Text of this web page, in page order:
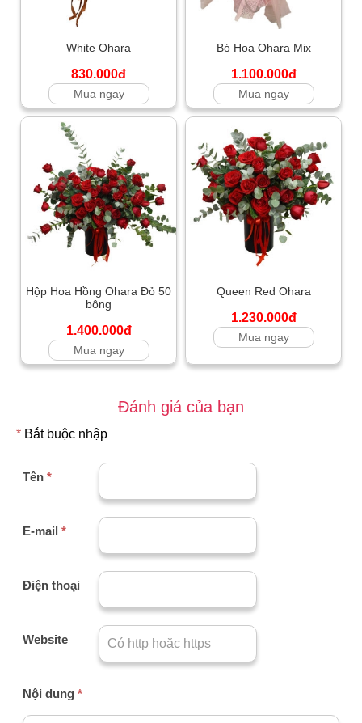
White Ohara
830.000đ
Mua ngay
Bó Hoa Ohara Mix
1.100.000đ
Mua ngay
Hộp Hoa Hồng Ohara Đỏ 50
bông
1.400.000đ
Mua ngay
Queen Red Ohara
1.230.000đ
Mua ngay
Đánh giá của bạn
* Bắt buộc nhập
Tên *
E-mail *
Điện thoại
Website
Nội dung *